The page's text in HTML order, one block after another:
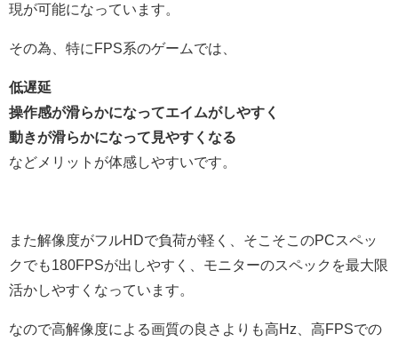
現が可能になっています。
その為、特にFPS系のゲームでは、
低遅延
操作感が滑らかになってエイムがしやすく
動きが滑らかになって見やすくなる
などメリットが体感しやすいです。
また解像度がフルHDで負荷が軽く、そこそこのPCスペッ
クでも180FPSが出しやすく、モニターのスペックを最大限
活かしやすくなっています。
なので高解像度による画質の良さよりも高Hz、高FPSでの